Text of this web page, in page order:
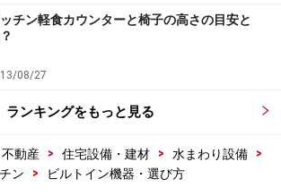
チン軽食カウンターと椅子の高さの目安と
08/27
ランキングをもっと見る
動産 > 住宅設備・建材 > 水まわり設備
>
ン
> ビルトイン機器・選び方